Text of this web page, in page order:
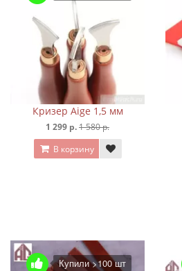
Кризер Aige 1,5 мм
1 299 р.1 580 р.
В корзину
Купили >100 шт